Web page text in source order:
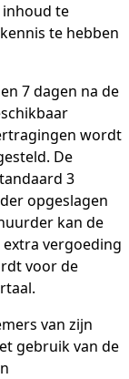
te
te hebben
7 dagen na de
wordt
De
3
opgeslagen
kan de
extra vergoeding
voor de
van zijn
gebruik van de